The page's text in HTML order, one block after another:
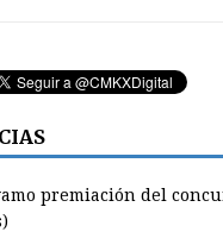
premiación del